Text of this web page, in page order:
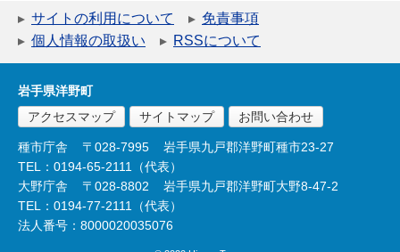
サイトの利用について
免責事項
個人情報の取扱い
RSSについて
岩手県洋野町
アクセスマップ
サイトマップ お問い合わせ
種市庁舎 〒028-7995
岩手県九戸郡洋野町種市23-27
TEL：0194-65-2111（代表）
大野庁舎
〒028-8802
岩手県九戸郡洋野町大野8-47-2
TEL：0194-77-2111（代表）
法人番号：8000020035076